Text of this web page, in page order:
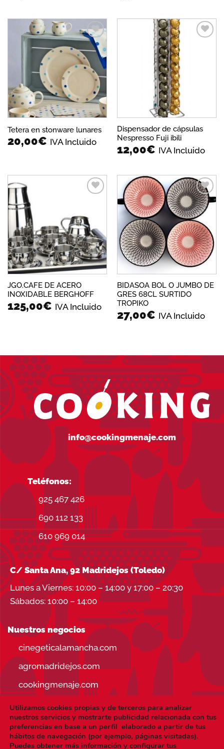
Añadir
a la
lista de
deseos
Tetera en stonware lunares
20,00€ IVA Incluido
Dispensador de cápsulas
Nespresso Fuji ibili
12,00€ IVA Incluido
lista de
deseos
JGO.CAFE DE ACERO
INOXIDABLE BERGHOFF
125,00€ IVA Incluido
Añadir
a la
lista de
deseos
BIDASOA BOL O JUMBO DE
GRES 68CL SURTIDO
TROPIKO
27,00€ IVA Incluido
info@cookingmenaje.com
Teléfonos:
925 467 426
690 112 133
610 969 014
C/ Santa Ana, 92 Madridejos (Toledo)
Lunes a Viernes: 10:00 – 14:00 y 17:00 – 20:30
Sábados: 10:00 – 14:00
Nuestros negocios
cinegeticalamancha.com
agromadridejos.com
cookingmenaje.com
Visa PayPal Stripe MasterCard
Utilizamos cookies propias y de terceros para analizar
nuestros servicios y mostrarte publicidad relacionada con tus
preferencias en base a un perfil elaborado a partir de tus
hábitos de navegación (por ejemplo, páginas visitadas).
Puedes obtener más información y configurar tus